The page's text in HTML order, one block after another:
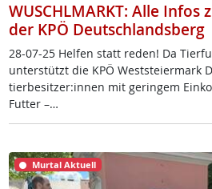
WUSCHLMARKT: Alle
der KPÖ Deutschlandsberg
28-07-25 Hel­fen statt re­den! Da
un­ter­stützt die KPÖ West­s­tei­er­mark
tier­be­sit­zer:in­nen mit ge­rin­gem
Fut­ter –…
Murtal Aktuell